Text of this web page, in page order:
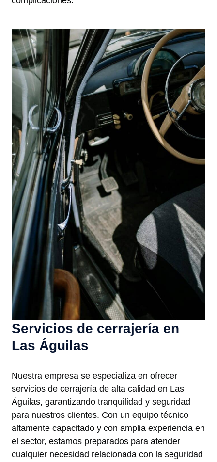
Servicios de cerrajería en
Las Águilas
Nuestra empresa se especializa en ofrecer
servicios de cerrajería de alta calidad en Las
Águilas, garantizando tranquilidad y seguridad
para nuestros clientes. Con un equipo técnico
altamente capacitado y con amplia experiencia en
el sector, estamos preparados para atender
cualquier necesidad relacionada con la seguridad